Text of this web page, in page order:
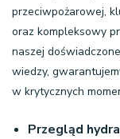
przeciwpożarowej,
oraz kompleksowy
naszej
wiedzy,
w krytycznych
Przegląd